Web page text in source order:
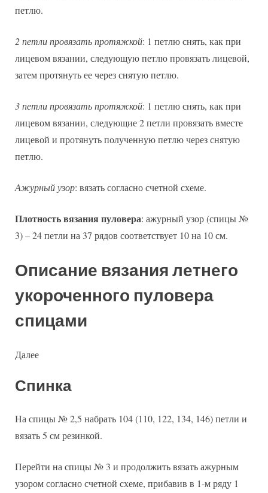
петлю.
2 петли провязать протяжкой: 1 петлю снять, как при
лицевом вязании, следующую петлю провязать лицевой,
затем протянуть ее через снятую петлю.
3 петли провязать протяжкой: 1 петлю снять, как при
лицевом вязании, следующие 2 петли провязать вместе
лицевой и протянуть полученную петлю через снятую
петлю.
Ажурный узор: вязать согласно счетной схеме.
Плотность вязания пуловера: ажурный узор (спицы №
3) – 24 петли на 37 рядов соответствует 10 на 10 см.
Описание вязания летнего
укороченного пуловера
спицами
Далее
Спинка
На спицы № 2,5 набрать 104 (110, 122, 134, 146) петли и
вязать 5 см резинкой.
Перейти на спицы № 3 и продолжить вязать ажурным
узором согласно счетной схеме, прибавив в 1-м ряду 1